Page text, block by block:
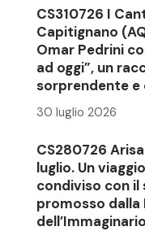
CS310726 I
Capitignano
Omar Pedrini
ad oggi”, un
sorprendente e
30 luglio 2026
CS280726
luglio. Un
condiviso con il
promosso
dell’Immaginario